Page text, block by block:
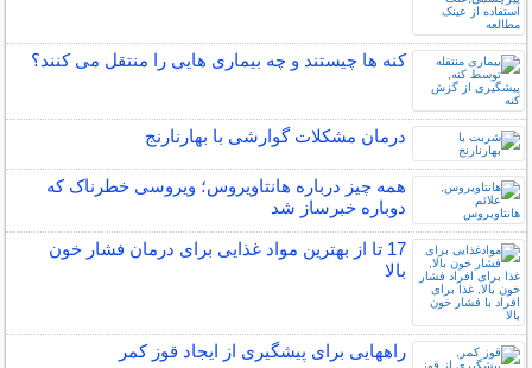
کنه ها چیستند و چه بیماری هایی را منتقل می کنند؟
درمان مشکلات گوارشی با بهارنارنج
همه چیز درباره هانتاویروس؛ ویروسی خطرناک که
دوباره خبرساز شد
17 تا از بهترین مواد غذایی برای درمان فشار خون
بالا
راههایی برای پیشگیری از ایجاد قوز کمر